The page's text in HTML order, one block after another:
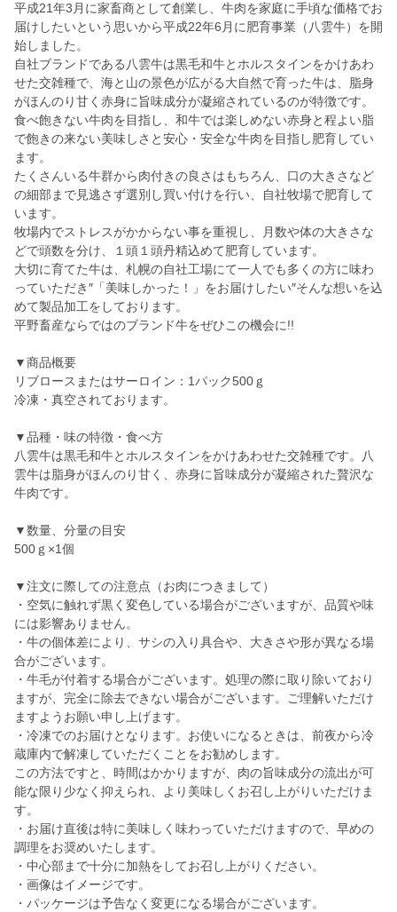
平成21年3月に家畜商として創業し、牛肉を家庭に手頃な価格でお
届けしたいという思いから平成22年6月に肥育事業（八雲牛）を開
始しました。
自社ブランドである八雲牛は黒毛和牛とホルスタインをかけあわ
せた交雑種で、海と山の景色が広がる大自然で育った牛は、脂身
がほんのり甘く赤身に旨味成分が凝縮されているのが特徴です。
食べ飽きない牛肉を目指し、和牛では楽しめない赤身と程よい脂
で飽きの来ない美味しさと安心・安全な牛肉を目指し肥育してい
ます。
たくさんいる牛群から肉付きの良さはもちろん、口の大きさなど
の細部まで見逃さず選別し買い付けを行い、自社牧場で肥育して
います。
牧場内でストレスがかからない事を重視し、月数や体の大きさな
どで頭数を分け、１頭１頭丹精込めて肥育しています。
大切に育てた牛は、札幌の自社工場にて一人でも多くの方に味わ
っていただき″「美味しかった！」をお届けしたい″そんな想いを込
めて製品加工をしております。
平野畜産ならではのブランド牛をぜひこの機会に!!
▼商品概要
リブロースまたはサーロイン：1パック500ｇ
冷凍・真空されております。
▼品種・味の特徴・食べ方
八雲牛は黒毛和牛とホルスタインをかけあわせた交雑種です。八
雲牛は脂身がほんのり甘く、赤身に旨味成分が凝縮された贅沢な
牛肉です。
▼数量、分量の目安
500ｇ×1個
▼注文に際しての注意点（お肉につきまして）
・空気に触れず黒く変色している場合がございますが、品質や味
には影響ありません。
・牛の個体差により、サシの入り具合や、大きさや形が異なる場
合がございます。
・牛毛が付着する場合がございます。処理の際に取り除いており
ますが、完全に除去できない場合がございます。ご理解いただけ
ますようお願い申し上げます。
・冷凍でのお届けとなります。お使いになるときは、前夜から冷
蔵庫内で解凍していただくことをお勧めします。
この方法ですと、時間はかかりますが、肉の旨味成分の流出が可
能な限り少なく抑えられ、より美味しくお召し上がりいただけま
す。
・お届け直後は特に美味しく味わっていただけますので、早めの
調理をお奨めいたします。
・中心部まで十分に加熱をしてお召し上がりください。
・画像はイメージです。
・パッケージは予告なく変更になる場合がございます。